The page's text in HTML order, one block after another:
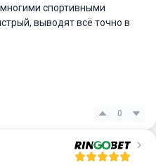
спортивными
выводят всё точно в
0